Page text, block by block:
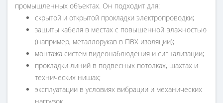
промышленных объектах. Он подходит для:
скрытой и открытой прокладки электропроводки;
защиты кабеля в местах с повышенной влажностью
(например, металлорукав в ПВХ изоляции);
монтажа систем видеонаблюдения и сигнализации;
прокладки линий в подвесных потолках, шахтах и
технических нишах;
эксплуатации в условиях вибрации и механических